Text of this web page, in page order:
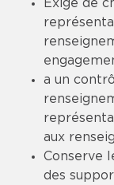
Exige de
a un
aux
Conserve
des